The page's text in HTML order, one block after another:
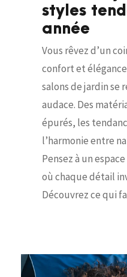
styles
année
Vous rêvez d’un
confort et
salons de jardin se
audace. Des
épurés, les
l’harmonie entre
Pensez à un
où chaque détail
Découvrez ce qui